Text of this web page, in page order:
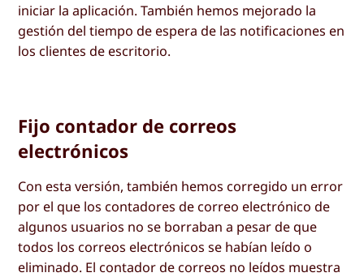
iniciar la aplicación. También hemos mejorado la
gestión del tiempo de espera de las notificaciones en
los clientes de escritorio.
Fijo contador de correos
electrónicos
Con esta versión, también hemos corregido un error
por el que los contadores de correo electrónico de
algunos usuarios no se borraban a pesar de que
todos los correos electrónicos se habían leído o
eliminado. El contador de correos no leídos muestra